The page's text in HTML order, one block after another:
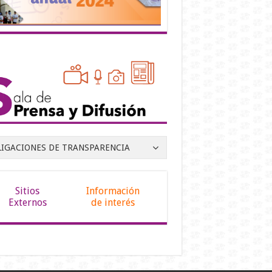
DE TRANSPARENCIA
Sitios
Externos
Información
de interés